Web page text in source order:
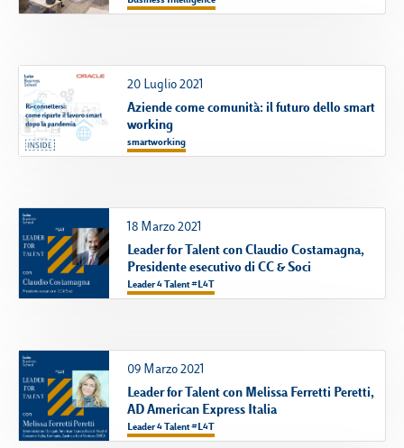
Campus & Hub:
Roma
Milano
Amsterdam
Dubai
Luiss.it Alumni
20 Luglio 2021
Aziende come comunità: il futuro dello smart
working
smartworking
18 Marzo 2021
Leader for Talent con Claudio Costamagna,
Presidente esecutivo di CC & Soci
Leader 4 Talent #L4T
09 Marzo 2021
Leader for Talent con Melissa Ferretti Peretti,
AD American Express Italia
Leader 4 Talent #L4T